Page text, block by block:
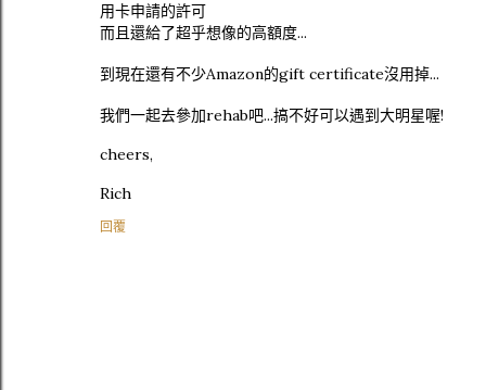
用卡申請的許可
而且還給了超乎想像的高額度...
到現在還有不少Amazon的gift certificate沒用掉...
我們一起去參加rehab吧...搞不好可以遇到大明星喔!
cheers,
Rich
回覆